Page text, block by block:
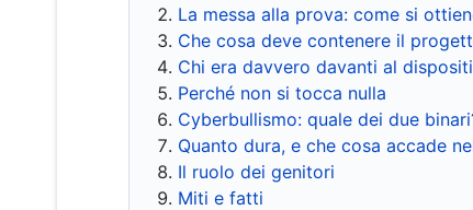
La messa alla prova: come si
Che cosa deve contenere il
Chi era davvero davanti al
Perché non si tocca nulla
Cyberbullismo: quale dei due
Quanto dura, e che cosa accade
Il ruolo dei genitori
Miti e fatti